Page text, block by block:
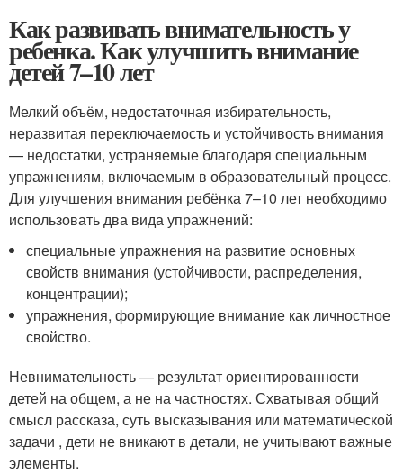
Как развивать внимательность у
ребенка. Как улучшить внимание
детей 7–10 лет
Мелкий объём, недостаточная избирательность,
неразвитая переключаемость и устойчивость внимания
— недостатки, устраняемые благодаря специальным
упражнениям, включаемым в образовательный процесс.
Для улучшения внимания ребёнка 7–10 лет необходимо
использовать два вида упражнений:
специальные упражнения на развитие основных
свойств внимания (устойчивости, распределения,
концентрации);
упражнения, формирующие внимание как личностное
свойство.
Невнимательность — результат ориентированности
детей на общем, а не на частностях. Схватывая общий
смысл рассказа, суть высказывания или математической
задачи , дети не вникают в детали, не учитывают важные
элементы.